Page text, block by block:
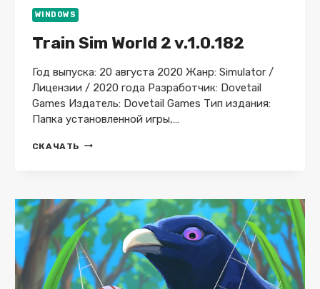
WINDOWS
Train Sim World 2 v.1.0.182
Год выпуска: 20 августа 2020 Жанр: Simulator /
Лицензии / 2020 года Разработчик: Dovetail
Games Издатель: Dovetail Games Тип издания:
Папка установленной игры,…
СКАЧАТЬ TRAIN